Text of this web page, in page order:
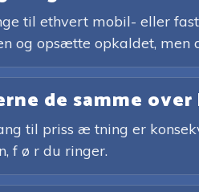
til ethvert mobil- eller
og opsætte opkaldet, men
de samme
til priss æ tning er
f ø r du ringer.